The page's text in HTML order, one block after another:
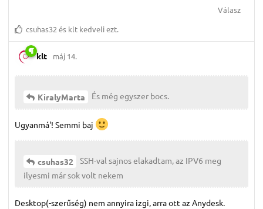
Válasz
csuhas32 és klt kedveli ezt.
klt máj 14.
KiralyMarta És még egyszer bocs.
Ugyanmá'! Semmi baj
csuhas32
SSH-val sajnos elakadtam, az IPV6 meg
ilyesmi már sok volt nekem
Desktop(-szerűség) nem annyira izgi, arra ott az Anydesk.